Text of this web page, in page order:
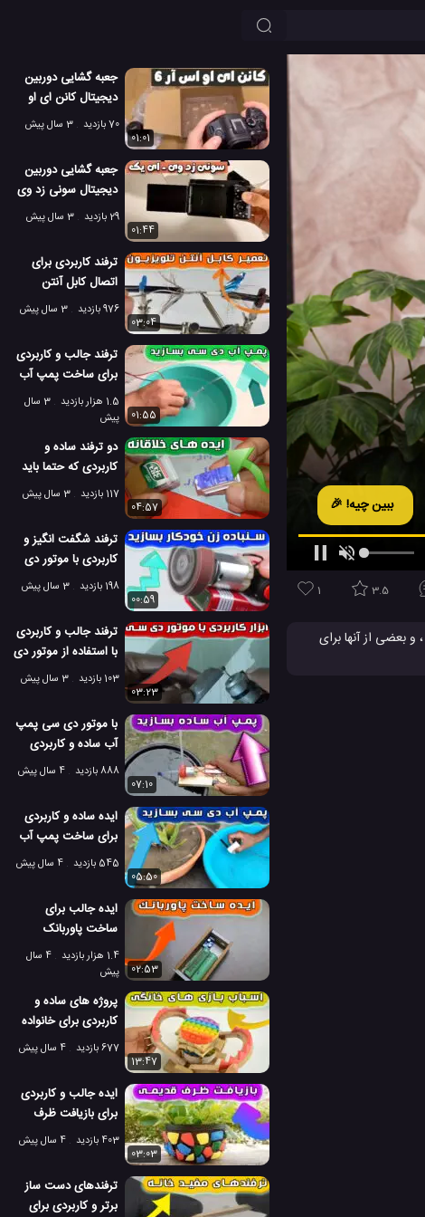
ببین چیه! 🎉
1 3.5
، و بعضی از آنها برای
جعبه گشایی دوربین
دیجیتال کانن ای او
اس آر 6 مارک II
70 بازدید
3 سال پیش
01:01
جعبه گشایی دوربین
دیجیتال سونی زد وی
– ای 1
29 بازدید
3 سال پیش
01:44
ترفند کاربردی برای
اتصال کابل آنتن
تلویزیون قطع شده!
976 بازدید
3 سال پیش
03:04
ترفند جالب و کاربردی
برای ساخت پمپ آب
دی سی در منزل
1.5 هزار بازدید
3 سال
پیش
01:55
دو ترفند ساده و
کاربردی که حتما باید
آن ها را بدانید
117 بازدید
3 سال پیش
04:57
ترفند شگفت انگیز و
کاربردی با موتور دی
سی
198 بازدید
3 سال پیش
00:59
ترفند جالب و کاربردی
با استفاده از موتور دی
سی
103 بازدید
3 سال پیش
03:23
با موتور دی سی پمپ
آب ساده و کاربردی
بسازید
888 بازدید
4 سال پیش
07:10
ایده ساده و کاربردی
برای ساخت پمپ آب
در منزل
545 بازدید
4 سال پیش
05:50
ایده جالب برای
ساخت پاوربانک
کاربردی با چوب
1.4 هزار بازدید
4 سال
پیش
02:53
پروژه های ساده و
کاربردی برای خانواده
در خانه
677 بازدید
4 سال پیش
13:47
ایده جالب و کاربردی
برای بازیافت ظرف
پلاستیکی قدیمی
403 بازدید
4 سال پیش
03:03
ترفندهای دست ساز
برتر و کاربردی برای